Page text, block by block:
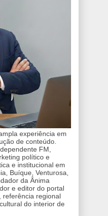
experiência em
de conteúdo.
FM,
político e
e institucional em
Buíque, Venturosa,
da Ânima
e editor do portal
referência regional
do interior de